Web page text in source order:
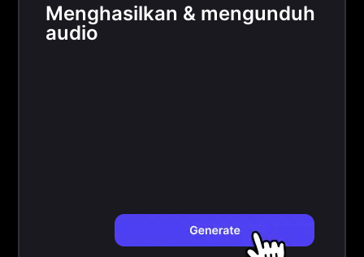
Menghasilkan & mengunduh
audio